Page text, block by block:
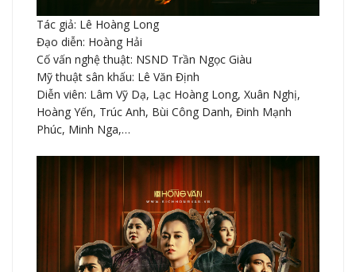
Tác giả: Lê Hoàng Long
Đạo diễn: Hoàng Hải
Cố vấn nghệ thuật: NSND Trần Ngọc Giàu
Mỹ thuật sân khấu: Lê Văn Định
Diễn viên: Lâm Vỹ Dạ, Lạc Hoàng Long, Xuân Nghị,
Hoàng Yến, Trúc Anh, Bùi Công Danh, Đinh Mạnh
Phúc, Minh Nga,…